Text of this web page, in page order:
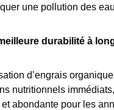
une pollution des
durabilité à
d’engrais
nutritionnels
abondante pour les